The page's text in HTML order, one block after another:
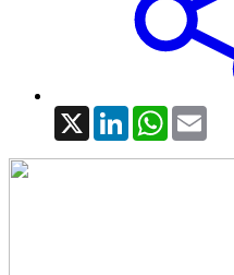
X LinkedInWhatsApp